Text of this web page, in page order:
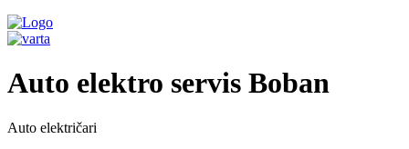
Auto elektro servis Boban
Auto električari